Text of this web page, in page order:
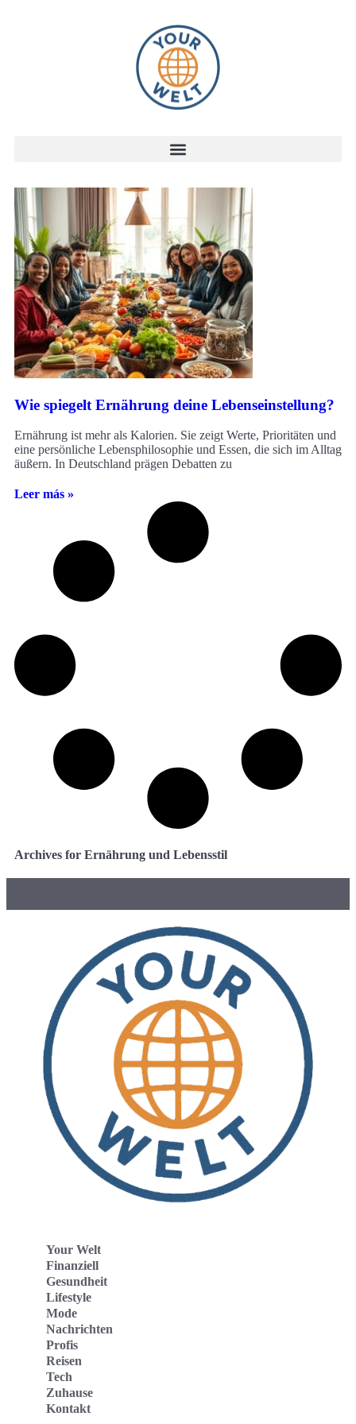
Wie spiegelt Ernährung deine Lebenseinstellung?
Ernährung ist mehr als Kalorien. Sie zeigt Werte, Prioritäten und
eine persönliche Lebensphilosophie und Essen, die sich im Alltag
äußern. In Deutschland prägen Debatten zu
Leer más »
Archives for Ernährung und Lebensstil
Your Welt
Finanziell
Gesundheit
Lifestyle
Mode
Nachrichten
Profis
Reisen
Tech
Zuhause
Kontakt